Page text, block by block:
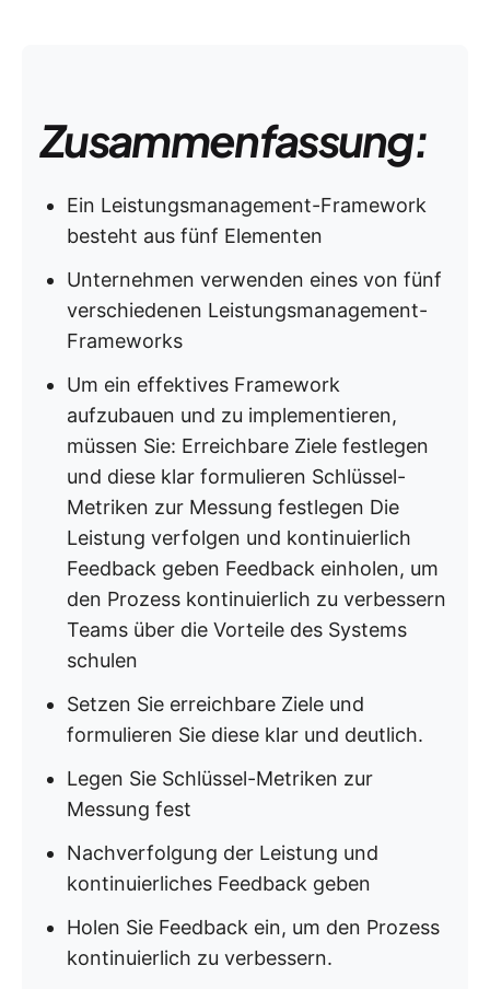
Zusammenfassung:
Ein Leistungsmanagement-Framework
besteht aus fünf Elementen
Unternehmen verwenden eines von fünf
verschiedenen Leistungsmanagement-
Frameworks
Um ein effektives Framework
aufzubauen und zu implementieren,
müssen Sie: Erreichbare Ziele festlegen
und diese klar formulieren Schlüssel-
Metriken zur Messung festlegen Die
Leistung verfolgen und kontinuierlich
Feedback geben Feedback einholen, um
den Prozess kontinuierlich zu verbessern
Teams über die Vorteile des Systems
schulen
Setzen Sie erreichbare Ziele und
formulieren Sie diese klar und deutlich.
Legen Sie Schlüssel-Metriken zur
Messung fest
Nachverfolgung der Leistung und
kontinuierliches Feedback geben
Holen Sie Feedback ein, um den Prozess
kontinuierlich zu verbessern.